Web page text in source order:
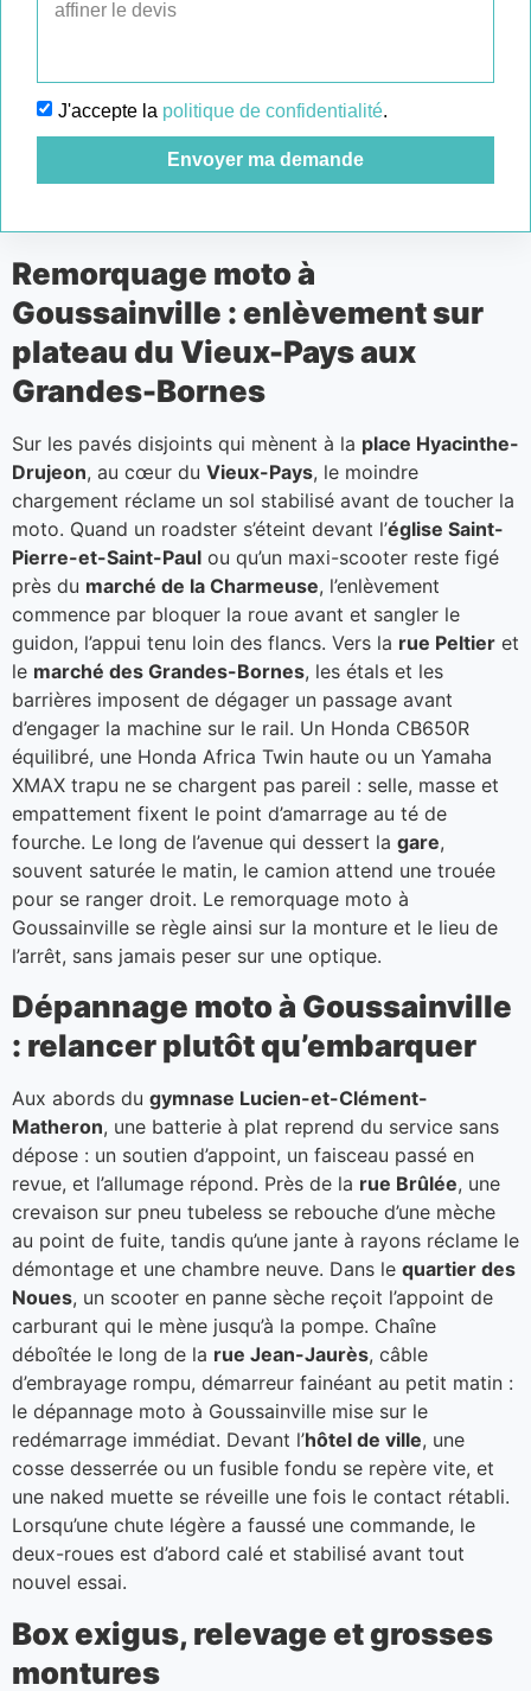
J'accepte la politique de confidentialité.
Envoyer ma demande
Remorquage moto à
Goussainville : enlèvement sur
plateau du Vieux-Pays aux
Grandes-Bornes
Sur les pavés disjoints qui mènent à la place Hyacinthe-
Drujeon, au cœur du Vieux-Pays, le moindre
chargement réclame un sol stabilisé avant de toucher la
moto. Quand un roadster s’éteint devant l’église Saint-
Pierre-et-Saint-Paul ou qu’un maxi-scooter reste figé
près du marché de la Charmeuse, l’enlèvement
commence par bloquer la roue avant et sangler le
guidon, l’appui tenu loin des flancs. Vers la rue Peltier et
le marché des Grandes-Bornes, les étals et les
barrières imposent de dégager un passage avant
d’engager la machine sur le rail. Un Honda CB650R
équilibré, une Honda Africa Twin haute ou un Yamaha
XMAX trapu ne se chargent pas pareil : selle, masse et
empattement fixent le point d’amarrage au té de
fourche. Le long de l’avenue qui dessert la gare,
souvent saturée le matin, le camion attend une trouée
pour se ranger droit. Le remorquage moto à
Goussainville se règle ainsi sur la monture et le lieu de
l’arrêt, sans jamais peser sur une optique.
Dépannage moto à Goussainville
: relancer plutôt qu’embarquer
Aux abords du gymnase Lucien-et-Clément-
Matheron, une batterie à plat reprend du service sans
dépose : un soutien d’appoint, un faisceau passé en
revue, et l’allumage répond. Près de la rue Brûlée, une
crevaison sur pneu tubeless se rebouche d’une mèche
au point de fuite, tandis qu’une jante à rayons réclame le
démontage et une chambre neuve. Dans le quartier des
Noues, un scooter en panne sèche reçoit l’appoint de
carburant qui le mène jusqu’à la pompe. Chaîne
déboîtée le long de la rue Jean-Jaurès, câble
d’embrayage rompu, démarreur fainéant au petit matin :
le dépannage moto à Goussainville mise sur le
redémarrage immédiat. Devant l’hôtel de ville, une
cosse desserrée ou un fusible fondu se repère vite, et
une naked muette se réveille une fois le contact rétabli.
Lorsqu’une chute légère a faussé une commande, le
deux-roues est d’abord calé et stabilisé avant tout
nouvel essai.
Box exigus, relevage et grosses
montures